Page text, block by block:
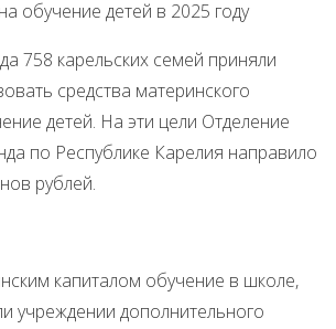
обучение детей в 2025 году
758 карельских семей приняли
средства материнского
детей. На эти цели Отделение
по Республике Карелия направило
рублей.
капиталом обучение в школе,
учреждении дополнительного